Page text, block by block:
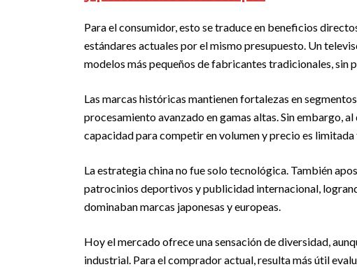
Para el consumidor, esto se traduce en beneficios
estándares actuales por el mismo presupuesto. Un
modelos más pequeños de fabricantes tradicionales, sin
Las marcas históricas mantienen fortalezas en
procesamiento avanzado en gamas altas. Sin embargo,
capacidad para competir en volumen y precio es
La estrategia china no fue solo tecnológica. También
patrocinios deportivos y publicidad internacional,
dominaban marcas japonesas y europeas.
Hoy el mercado ofrece una sensación de diversidad,
industrial. Para el comprador actual, resulta más útil